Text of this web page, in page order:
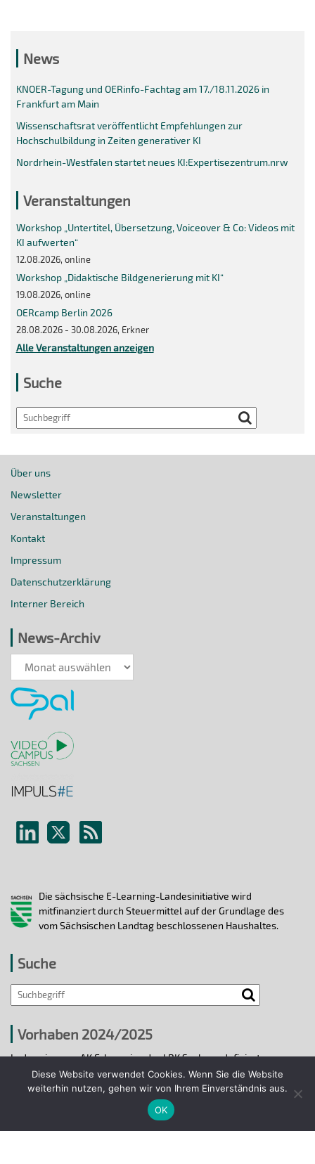
News
KNOER-Tagung und OERinfo-Fachtag am 17./18.11.2026 in
Frankfurt am Main
Wissenschaftsrat veröffentlicht Empfehlungen zur
Hochschulbildung in Zeiten generativer KI
Nordrhein-Westfalen startet neues KI:Expertisezentrum.nrw
Veranstaltungen
Workshop „Untertitel, Übersetzung, Voiceover & Co: Videos mit
KI aufwerten“
12.08.2026, online
Workshop „Didaktische Bildgenerierung mit KI“
19.08.2026, online
OERcamp Berlin 2026
28.08.2026 - 30.08.2026, Erkner
Alle Veranstaltungen anzeigen
Suche
Search
Über uns
Newsletter
Veranstaltungen
Kontakt
Impressum
Datenschutzerklärung
Interner Bereich
News-Archiv
News-
Archiv
Die sächsische E-Learning-Landesinitiative wird
mitfinanziert durch Steuermittel auf der Grundlage des
vom Sächsischen Landtag beschlossenen Haushaltes.
Suche
Vorhaben 2024/2025
In den vier vom AK E-Learning der LRK Sachsen definierten
strategischen Handlungsfeldern 2024/25 wurden bis 31.12.2025
ausgewählte E-Learning-Hochschulvorhaben durchgeführt.
Diese Website verwendet Cookies. Wenn Sie die Website
weiterhin nutzen, gehen wir von Ihrem Einverständnis aus.
OK